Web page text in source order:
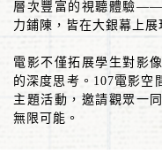
層次豐富的視聽體驗——
力鋪陳，皆在大銀幕上展
電影不僅拓展學生對影
的深度思考。107電影空
主題活動，邀請觀眾一
無限可能。